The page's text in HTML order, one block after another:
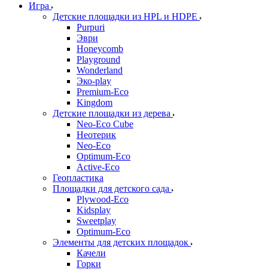
Игра
Детские площадки из HPL и HDPE
Purpuri
Эври
Honeycomb
Playground
Wonderland
Эко-play
Premium-Eco
Kingdom
Детские площадки из дерева
Neo-Eco Cube
Неотерик
Neo-Eco
Оptimum-Еco
Active-Eco
Геопластика
Площадки для детского сада
Plywood-Eco
Kidsplay
Sweetplay
Оptimum-Еco
Элементы для детских площадок
Качели
Горки